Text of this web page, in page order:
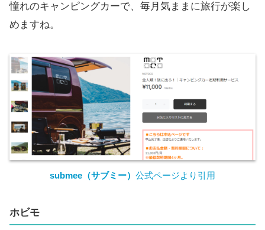
憧れのキャンピングカーで、毎月気ままに旅行が楽し
めますね。
submee（サブミー） 公式ページより引用
ホビモ